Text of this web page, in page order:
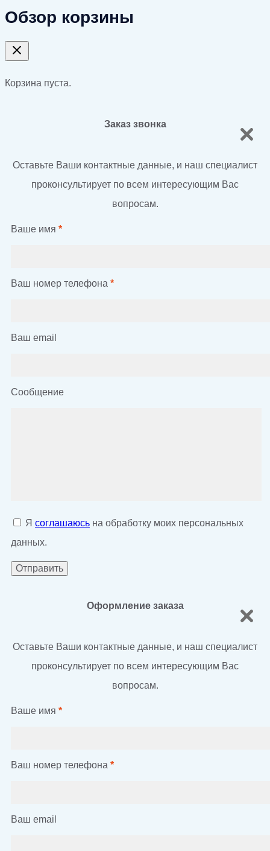
Обзор корзины
Корзина пуста.
Заказ звонка
Оставьте Ваши контактные данные, и наш специалист
проконсультирует по всем интересующим Вас
вопросам.
Ваше имя *
Ваш номер телефона *
Ваш email
Сообщение
Я соглашаюсь на обработку моих персональных
данных.
Оформление заказа
Оставьте Ваши контактные данные, и наш специалист
проконсультирует по всем интересующим Вас
вопросам.
Ваше имя *
Ваш номер телефона *
Ваш email